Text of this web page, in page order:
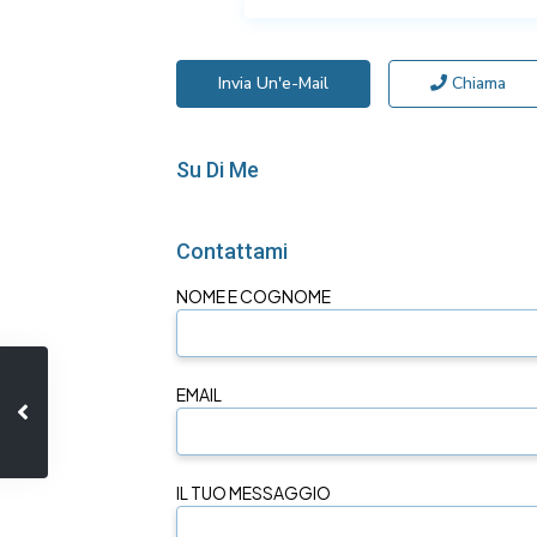
Invia Un'e-Mail Chiama
Su Di Me
Contattami
NOME E COGNOME
EMAIL
IL TUO MESSAGGIO